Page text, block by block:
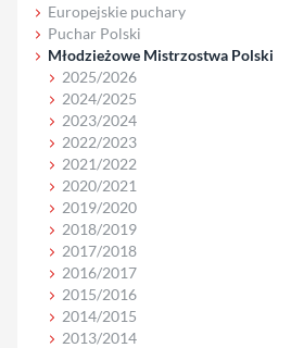
Europejskie puchary
Puchar Polski
Młodzieżowe Mistrzostwa Polski
2025/2026
2024/2025
2023/2024
2022/2023
2021/2022
2020/2021
2019/2020
2018/2019
2017/2018
2016/2017
2015/2016
2014/2015
2013/2014